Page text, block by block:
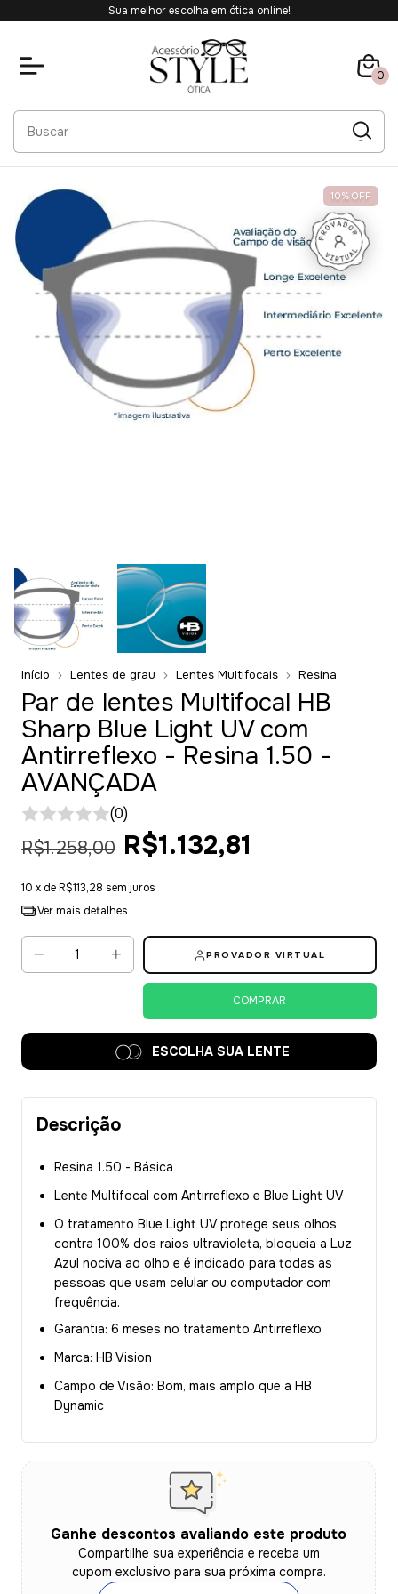
Sua melhor escolha em ótica online!
0
10% OFF
Início Lentes de grau Lentes Multifocais Resina
Par de lentes Multifocal HB
Sharp Blue Light UV com
Antirreflexo - Resina 1.50 -
AVANÇADA
(0)
R$1.258,00 R$1.132,81
10 x deR$113,28 sem juros
Ver mais detalhes
PROVADOR VIRTUAL
ESCOLHA SUA LENTE
Descrição
Resina 1.50 - Básica
Lente Multifocal com Antirreflexo e Blue Light UV
O tratamento Blue Light UV protege seus olhos
contra 100% dos raios ultravioleta, bloqueia a Luz
Azul nociva ao olho e é indicado para todas as
pessoas que usam celular ou computador com
frequência.
Garantia: 6 meses no tratamento Antirreflexo
Marca: HB Vision
Campo de Visão: Bom, mais amplo que a HB
Dynamic
Ganhe descontos avaliando este produto
Compartilhe sua experiência e receba um
cupom exclusivo para sua próxima compra.